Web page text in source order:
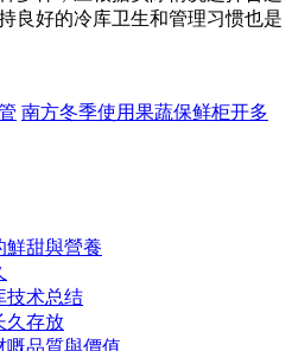
良好的冷库卫生和管理习惯也是
南方冬季使用果蔬保鲜柜开多
鮮甜與營養
技术总结
久存放
嘅品質與價值